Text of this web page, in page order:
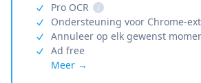
Pro OCR
i
Ondersteuning voor Chrome-
Annuleer op elk gewenst
Ad free
Meer →